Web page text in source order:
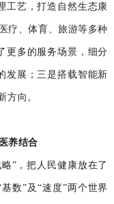
工艺，打造自然生态康
疗、体育、旅游等多种
更多的服务场景，细分
发展；三是搭载智能新
方向。
养结合
”，把人民健康放在了
数”及“速度”两个世界